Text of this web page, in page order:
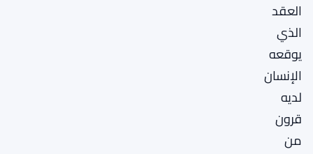
العقد
الذي
يوقعه
الإنسان
لديه
قرون
من